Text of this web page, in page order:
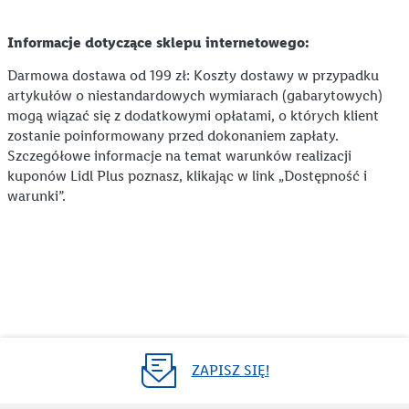
Zabawy na dworze i w ogrodzie
Pokój dziecięcy – jak go urządzić?
Jak urządzić pokój młodzieżowy dla nastolatka lub nastolatki?
Gotowi do szkoły!
Plecaki szkolne i tornistry dla dzieci – jakie powinny być?
Gry i zabawki edukacyjne dla dzieci – co kupić maluchom?
Informacje dotyczące sklepu internetowego:
Darmowa dostawa od 199 zł: Koszty dostawy w przypadku
artykułów o niestandardowych wymiarach (gabarytowych)
mogą wiązać się z dodatkowymi opłatami, o których klient
zostanie poinformowany przed dokonaniem zapłaty.
Szczegółowe informacje na temat warunków realizacji
kuponów Lidl Plus poznasz, klikając w link „Dostępność i
warunki”.
ZAPISZ SIĘ!